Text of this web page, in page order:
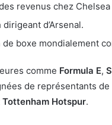
revenus chez Chelsea
dirigeant d’Arsenal.
de boxe mondialement
comme Formula E,
de représentants
Tottenham Hotspur.